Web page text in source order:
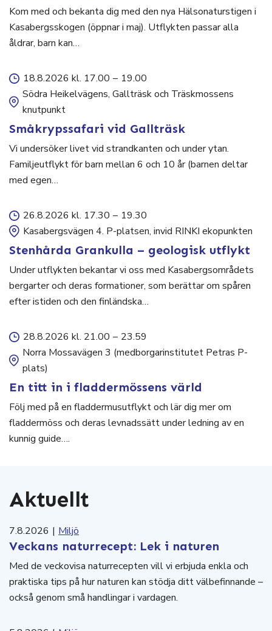
Kom med och bekanta dig med den nya Hälsonaturstigen i
Kasabergsskogen (öppnar i maj). Utflykten passar alla
åldrar, barn kan…
18.8.2026 kl. 17.00 – 19.00
Södra Heikelvägens, Gallträsk och Träskmossens
knutpunkt
Småkrypssafari vid Gallträsk
Vi undersöker livet vid strandkanten och under ytan.
Familjeutflykt för barn mellan 6 och 10 år (barnen deltar
med egen…
26.8.2026 kl. 17.30 – 19.30
Kasabergsvägen 4. P-platsen, invid RINKI ekopunkten
Stenhårda Grankulla – geologisk utflykt
Under utflykten bekantar vi oss med Kasabergsområdets
bergarter och deras formationer, som berättar om spåren
efter istiden och den finländska…
28.8.2026 kl. 21.00 – 23.59
Norra Mossavägen 3 (medborgarinstitutet Petras P-
plats)
En titt in i fladdermössens värld
Följ med på en fladdermusutflykt och lär dig mer om
fladdermöss och deras levnadssätt under ledning av en
kunnig guide….
Aktuellt
7.8.2026 | Miljö
Veckans naturrecept: Lek i naturen
Med de veckovisa naturrecepten vill vi erbjuda enkla och
praktiska tips på hur naturen kan stödja ditt välbefinnande –
också genom små handlingar i vardagen.